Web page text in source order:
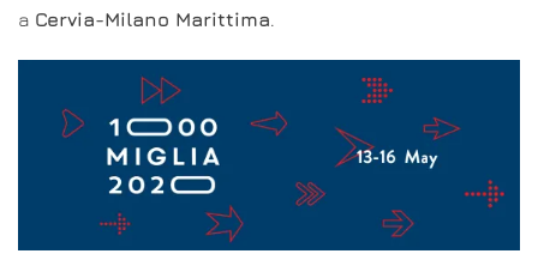
a Cervia-Milano Marittima.